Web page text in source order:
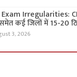
Exam Irregularities:
कई जिलों में 15-20
3, 2026